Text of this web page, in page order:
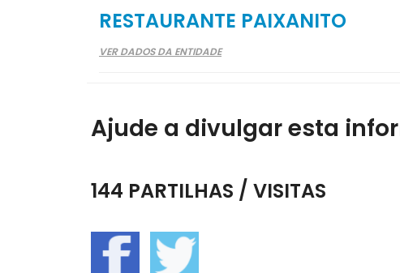
RESTAURANTE PAIXANITO
VER DADOS DA ENTIDADE
Ajude a divulgar esta
144 PARTILHAS / VISITAS